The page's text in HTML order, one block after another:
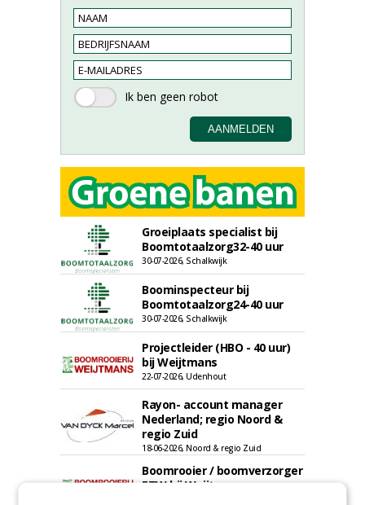
Groeiplaats specialist bij
Boomtotaalzorg32-40 uur
30-07-2026, Schalkwijk
Boominspecteur bij
Boomtotaalzorg24-40 uur
30-07-2026, Schalkwijk
Projectleider (HBO - 40 uur)
bij Weijtmans
22-07-2026, Udenhout
Rayon- account manager
Nederland; regio Noord &
regio Zuid
18-06-2026, Noord & regio Zuid
Boomrooier / boomverzorger
ETW bij Weijtmans